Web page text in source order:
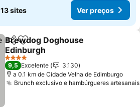
13 sites Ver preços
PartilharAdicionar aos favoritos
Brewdog Doghouse
Edinburgh
Ver preços
4 Estrelas
9,5 Excelente
3.130
a 0.1 km de Cidade Velha de Edimburgo
Brunch exclusivo e hambúrgueres artesanais